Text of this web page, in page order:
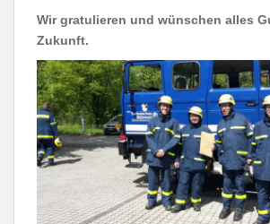
Wir gratulieren und wünschen alles
Zukunft.